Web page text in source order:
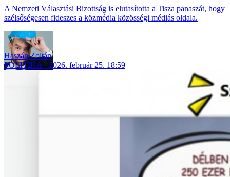
A Nemzeti Választási Bizottság is elutasította a Tisza panaszát, hogy
szélsőségesen fideszes a közmédia közösségi médiás oldala.
Haszán Zoltán
POLITIKA
2026. február 25. 18:59